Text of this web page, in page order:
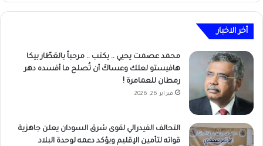
أخر الاخبار
محمد عصمت يحيي .. يكتب .. مرحباً بالعَطّار بيكا
هافيستو لعلك وعساكَ أن تُصلح ما أفسده دهر
رمطان للعمامرة !
فبراير 26, 2026
التحالف الفيدرالي لقوى شرق السودان يعلن جاهزية
قواته لتأمين الإقليم ويؤكد دعمه لوحدة البلاد